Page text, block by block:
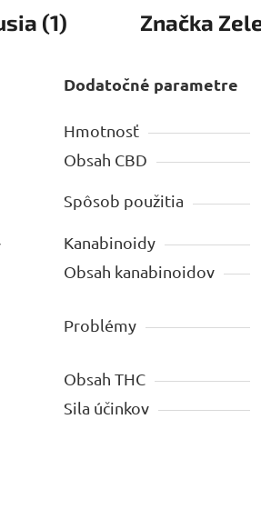
(1) Značka
Dodatočné parametre
Hmotnosť
Obsah CBD
Spôsob použitia
Kanabinoidy
Obsah kanabinoidov
Problémy
Obsah THC
Sila účinkov